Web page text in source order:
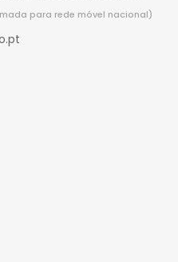
para rede móvel nacional)